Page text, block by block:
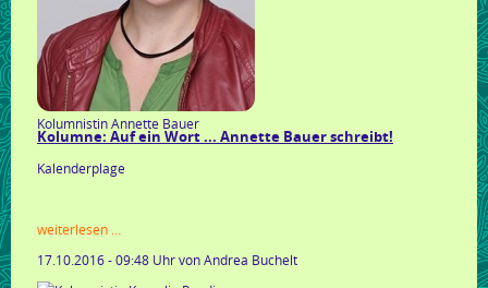
Kolumnistin Annette Bauer
Kolumne: Auf ein Wort ... Annette Bauer schreibt!
Kalenderplage
weiterlesen …
ein
17.10.2016 - 09:48 Uhrvon Andrea Buchelt